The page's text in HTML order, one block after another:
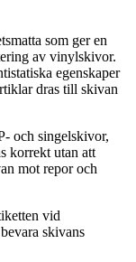
som ger en
av vinylskivor.
egenskaper
dras till skivan
och singelskivor,
korrekt utan att
mot repor och
vid
skivans